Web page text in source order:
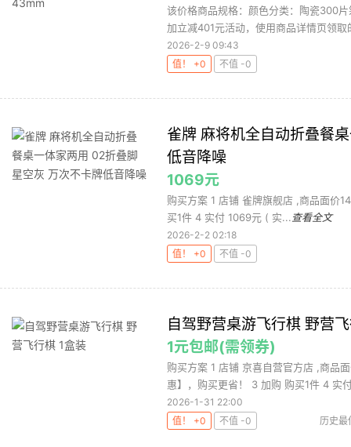
该价格商品规格：颜色分类：陶瓷300
加立减401元活动，使用商品详情页领
2026-2-9 09:43
值！ +0
不值 -0
雀牌 麻将机全自动折叠餐
低音降噪
1069元
购买方案 1 店铺 雀牌旗舰店 ,商品面价
买1件 4 实付 1069元 ( 实... 查看全文
2026-2-2 02:18
值！ +0
不值 -0
自驾野营桌游飞行棋 野营
1元包邮(需领券)
购买方案 1 店铺 京喜自营官方店 ,商品
惠】，购买更省！ 3 加购 购买1件 4 实
2026-1-31 22:00
值！ +0
不值 -0 历史最